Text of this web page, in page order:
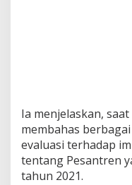
Ia menjelaskan,
membahas
evaluasi terhadap
tentang Pesantren
tahun 2021.